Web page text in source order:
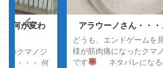
！何が変わ
のクマノジ
ー・・・ 何
アラウーノさん・・
どうも、エンドゲームを
様が筋肉痛になったクマ
です
ネタバレになる